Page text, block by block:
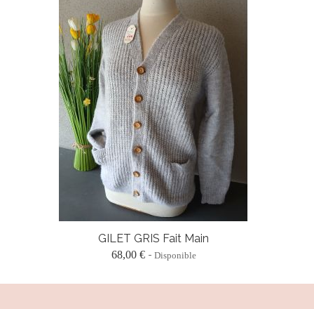
GILET GRIS Fait Main
68,00 € Disponible